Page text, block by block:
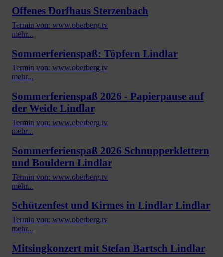
Offenes Dorfhaus Sterzenbach
Termin von: www.oberberg.tv
mehr...
Sommerferienspaß: Töpfern Lindlar
Termin von: www.oberberg.tv
mehr...
Sommerferienspaß 2026 - Papierpause auf
der Weide Lindlar
Termin von: www.oberberg.tv
mehr...
Sommerferienspaß 2026 Schnupperklettern
und Bouldern Lindlar
Termin von: www.oberberg.tv
mehr...
Schützenfest und Kirmes in Lindlar Lindlar
Termin von: www.oberberg.tv
mehr...
Mitsingkonzert mit Stefan Bartsch Lindlar